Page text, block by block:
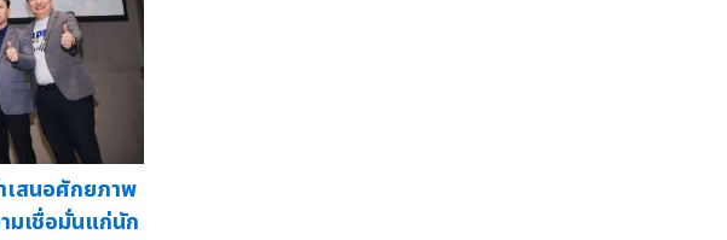
เสนอศักยภาพ
มเชื่อมั่นแก่นัก